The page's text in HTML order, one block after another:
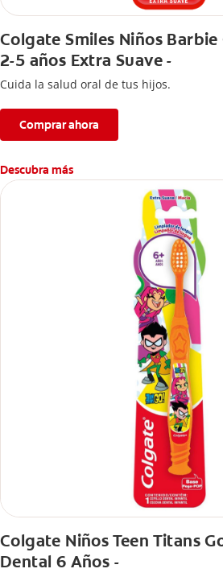
Colgate Smiles Niños
2-5 años Extra Suave -
Cuida la salud oral de tus hijos.
Comprar ahora
Descubra más
Colgate Niños Teen Titans
Dental 6 Años -